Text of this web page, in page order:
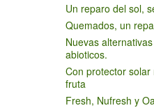
Un reparo del sol,
Quemados, un
Nuevas
abioticos.
Con protector
fruta
Fresh, Nufresh y